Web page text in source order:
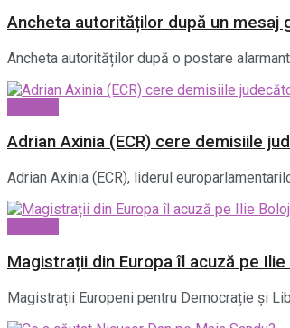
Ancheta autorităților după un mesaj
Ancheta autorităților după o postare
Adrian Axinia (ECR) cere demisiile
Adrian Axinia (ECR), liderul
Magistrații din Europa îl acuză pe
Magistrații Europeni pentru Democrație și